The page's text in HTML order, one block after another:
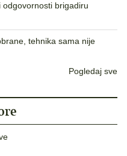
brigadiru
tehnika sama nije
Pogledaj sve